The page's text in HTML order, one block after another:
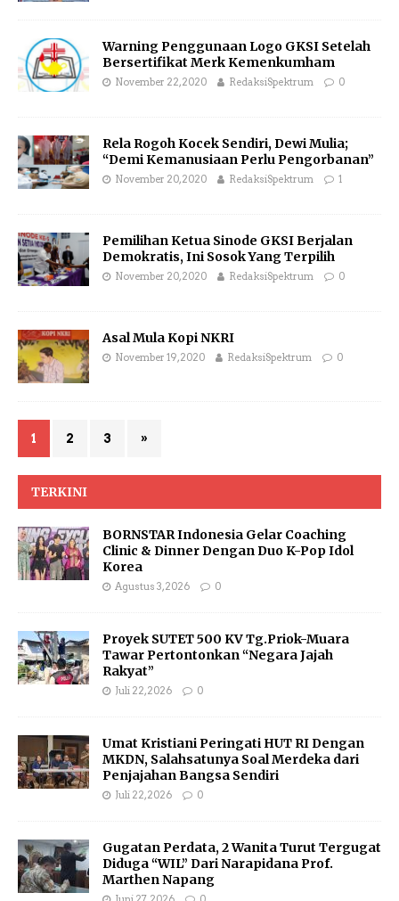
Warning Penggunaan Logo GKSI Setelah
Bersertifikat Merk Kemenkumham
November 22, 2020 RedaksiSpektrum 0
Rela Rogoh Kocek Sendiri, Dewi Mulia;
“Demi Kemanusiaan Perlu Pengorbanan”
November 20, 2020 RedaksiSpektrum 1
Pemilihan Ketua Sinode GKSI Berjalan
Demokratis, Ini Sosok Yang Terpilih
November 20, 2020 RedaksiSpektrum 0
Asal Mula Kopi NKRI
November 19, 2020 RedaksiSpektrum 0
1 2 3 »
TERKINI
BORNSTAR Indonesia Gelar Coaching
Clinic & Dinner Dengan Duo K-Pop Idol
Korea
Agustus 3, 2026 0
Proyek SUTET 500 KV Tg.Priok-Muara
Tawar Pertontonkan “Negara Jajah
Rakyat”
Juli 22, 2026 0
Umat Kristiani Peringati HUT RI Dengan
MKDN, Salahsatunya Soal Merdeka dari
Penjajahan Bangsa Sendiri
Juli 22, 2026 0
Gugatan Perdata, 2 Wanita Turut Tergugat
Diduga “WIL” Dari Narapidana Prof.
Marthen Napang